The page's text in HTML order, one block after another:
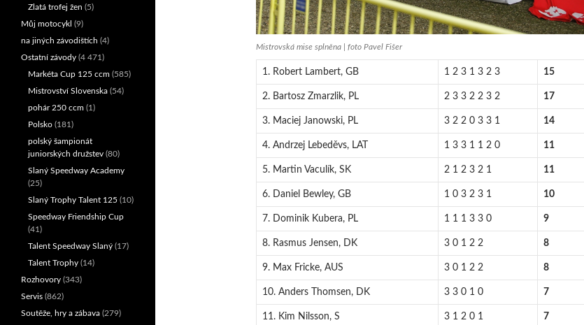
Mistrovská mise splněna | foto Pavel Fišer
1. Robert Lambert, GB 1 2 3 1 3 2 3 15
2. Bartosz Zmarzlik, PL 2 3 3 2 2 3 2 17
3. Maciej Janowski, PL 3 2 2 0 3 3 1 14
4. Andrzej Lebeděvs, LAT 1 3 3 1 1 2 0 11
5. Martin Vaculík, SK 2 1 2 3 2 1 11
6. Daniel Bewley, GB 1 0 3 2 3 1 10
7. Dominik Kubera, PL 1 1 1 3 3 0 9
8. Rasmus Jensen, DK 3 0 1 2 2 8
9. Max Fricke, AUS 3 0 1 2 2 8
10. Anders Thomsen, DK 3 3 0 1 0 7
11. Kim Nilsson, S 3 1 2 0 1 7
Zlatá trofej žen (5)
Můj motocykl (9)
na jiných závodištích (4)
Ostatní závody (4 471)
Markéta Cup 125 ccm (585)
Mistrovství Slovenska (54)
pohár 250 ccm (1)
Polsko (181)
polský šampionát
juniorských družstev (80)
Slaný Speedway Academy
(25)
Slaný Trophy Talent 125 (10)
Speedway Friendship Cup
(41)
Talent Speedway Slaný (17)
Talent Trophy (14)
Rozhovory (343)
Servis (862)
Soutěže, hry a zábava (279)